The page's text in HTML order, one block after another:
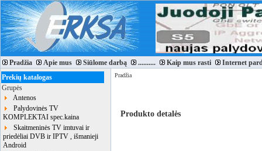
Pradžia Apie mus Siūlome darbą .......... Kaip mus rasti
Internet
Prekių katalogas
Grupės
Antenos
Palydovinės TV
KOMPLEKTAI spec.kaina
Skaitmeninės TV imtuvai ir
priedėliai DVB ir IPTV , išmanieji
Android
Pradžia
Produkto detalės